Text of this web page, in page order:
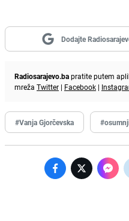
Dodajte
Radiosarajevo.bapratite putem
mreža Twitter | Facebook |
#Vanja Gjorčevska